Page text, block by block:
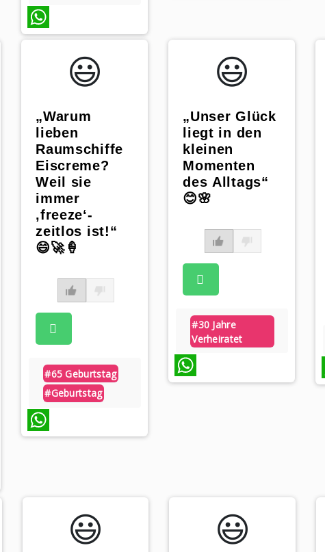
WhatsApp
😃️
„Warum
lieben
Raumschiffe
Eiscreme?
Weil sie
immer
‚freeze‘-
zeitlos ist!“
😄🚀🍦
#65 Geburtstag
#geburtstag
😃️
„Unser Glück
liegt in den
kleinen
Momenten
des Alltags“
😊🌸
#30 Jahre
Verheiratet
😃️ 😃️